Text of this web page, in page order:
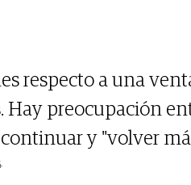
respecto a una
Hay preocupación
y "volver